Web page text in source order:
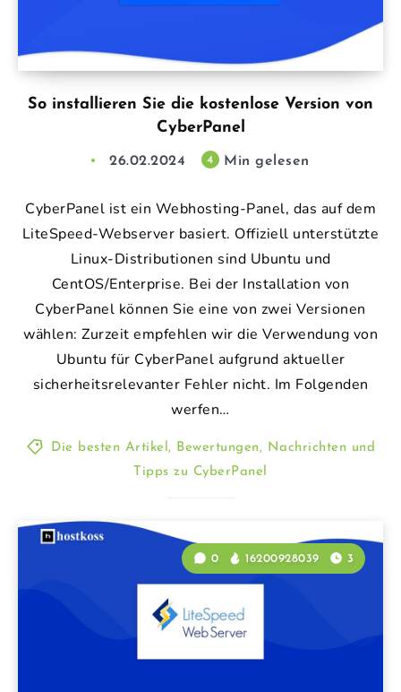
So installieren Sie die kostenlose Version von
CyberPanel
26.02.2024 4 Min gelesen
CyberPanel ist ein Webhosting-Panel, das auf dem
LiteSpeed-Webserver basiert. Offiziell unterstützte
Linux-Distributionen sind Ubuntu und
CentOS/Enterprise. Bei der Installation von
CyberPanel können Sie eine von zwei Versionen
wählen: Zurzeit empfehlen wir die Verwendung von
Ubuntu für CyberPanel aufgrund aktueller
sicherheitsrelevanter Fehler nicht. Im Folgenden
werfen…
Die besten Artikel, Bewertungen, Nachrichten und
Tipps zu CyberPanel
0 16200928039 3